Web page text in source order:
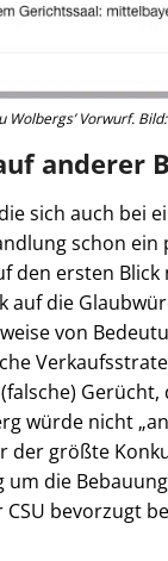
Wolbergs’ Vorwurf.
anderer
sich auch bei
schon ein
den ersten
auf die
von
Gerücht,
würde nicht
der größte
um die
bevorzugt